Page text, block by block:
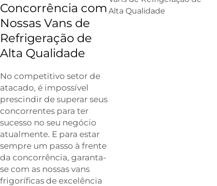
Concorrência com
Nossas Vans de
Refrigeração de
Alta Qualidade
No competitivo setor de
atacado, é impossível
prescindir de superar seus
concorrentes para ter
sucesso no seu negócio
atualmente. E para estar
sempre um passo à frente
da concorrência, garanta-
se com as nossas vans
frigoríficas de excelência